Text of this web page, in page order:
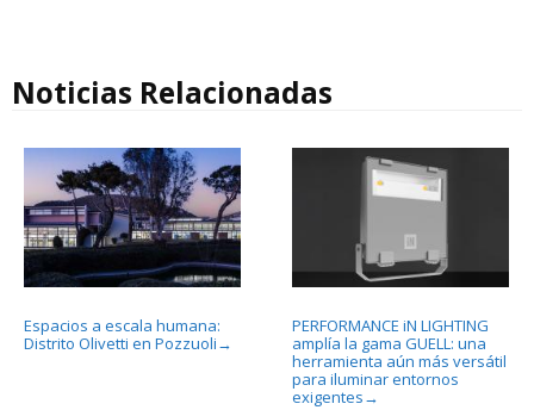
Noticias Relacionadas
Espacios a escala humana:
Distrito Olivetti en Pozzuoli →
PERFORMANCE iN LIGHTING
amplía la gama GUELL: una
herramienta aún más versátil
para iluminar entornos
exigentes →